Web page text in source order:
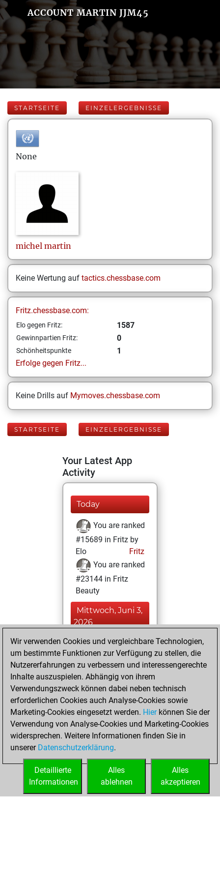
ACCOUNT MARTIN JJM45
STARTSEITE EINZELERGEBNISSE
None
michel martin
Keine Wertung auf tactics.chessbase.com
Fritz.chessbase.com:
Elo gegen Fritz: 1587
Gewinnpartien Fritz: 0
Schönheitspunkte
1
Erfolge gegen Fritz...
Keine Drills auf Mymoves.chessbase.com
STARTSEITE EINZELERGEBNISSE
Your Latest App
Activity
Today
You are ranked
#15689 in Fritz by
Elo
Fritz
You are ranked
#23144 in Fritz
Beauty
Mittwoch, Juni 3,
2026
You achieved a
BeautyScore of 1
Fritz
achieved a new Elo
of 1587
Montag, Juni 1,
2026
You created
your Fritz account
Wir verwenden Cookies und vergleichbare Technologien,
um bestimmte Funktionen zur Verfügung zu stellen, die
Nutzererfahrungen zu verbessern und interessengerechte
Inhalte auszuspielen. Abhängig von ihrem
Verwendungszweck können dabei neben technisch
erforderlichen Cookies auch Analyse-Cookies sowie
Marketing-Cookies eingesetzt werden. Hierkönnen Sie der
Verwendung von Analyse-Cookies und Marketing-Cookies
widersprechen. Weitere Informationen finden Sie in
unserer Datenschutzerklärung.
Alles
akzeptieren
Alles
ablehnen
Detaillierte
Informationen